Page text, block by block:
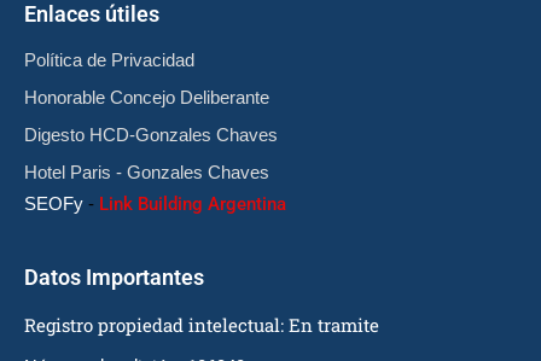
Enlaces útiles
Política de Privacidad
Honorable Concejo Deliberante
Digesto HCD-Gonzales Chaves
Hotel Paris - Gonzales Chaves
SEOFy - Link Building Argentina
Datos Importantes
Registro propiedad intelectual: En tramite